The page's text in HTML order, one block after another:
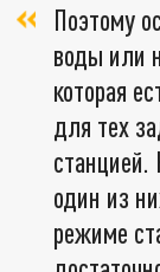
Поэтому
воды или
которая
для тех
станцией.
один из
режиме